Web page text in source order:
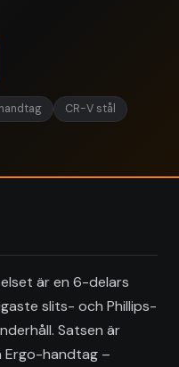
CR-V stål
är en 6-delars
slits- och Phillips-
Satsen är
Ergo-handtag –